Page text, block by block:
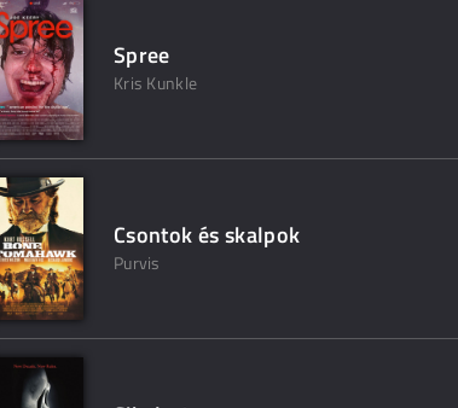
Spree
Kris Kunkle
Csontok és skalpok
Purvis